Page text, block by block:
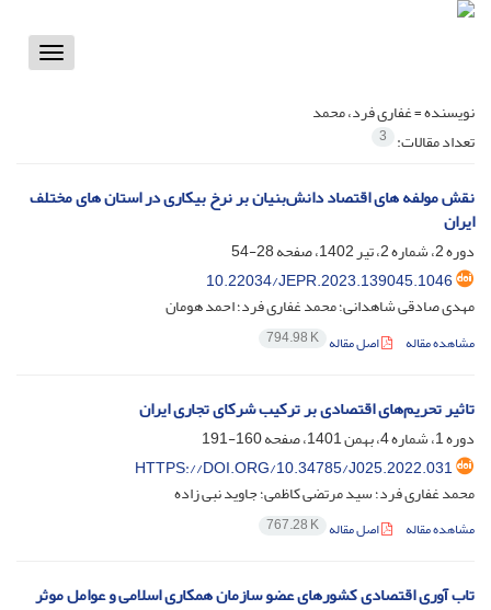
Toggle
نویسنده =غفاری فرد، محمد
تعداد مقالات: 3
نقش مولفه های اقتصاد دانش‌بنیان بر نرخ بیکاری در استان های مختلف
ایران
دوره 2، شماره 2، تیر 1402، صفحه
28-54
10.22034/JEPR.2023.139045.1046
مهدی صادقی شاهدانی؛ محمد غفاری فرد؛ احمد هومان
مشاهده مقاله اصل مقاله 794.98 K
تاثیر تحریم‌های اقتصادی بر ترکیب شرکای تجاری ایران
دوره 1، شماره 4، بهمن 1401، صفحه
160-191
HTTPS://DOI.ORG/10.34785/J025.2022.031
محمد غفاری فرد؛ سید مرتضی کاظمی؛ جاوید نبی زاده
مشاهده مقاله اصل مقاله 767.28 K
تاب آوری اقتصادی کشورهای عضو سازمان همکاری اسلامی و عوامل موثر